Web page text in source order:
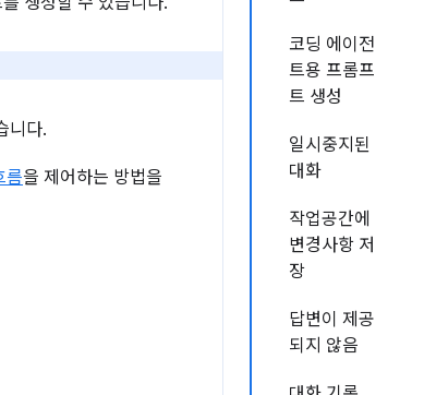
코딩 에이전
트용 프롬프
트 생성
일시중지된
대화
작업공간에
변경사항 저
장
답변이 제공
되지 않음
니다.
름을 제어하는 방법을